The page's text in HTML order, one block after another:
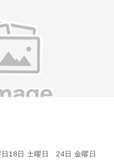
日18日 土曜日 24日 金曜日